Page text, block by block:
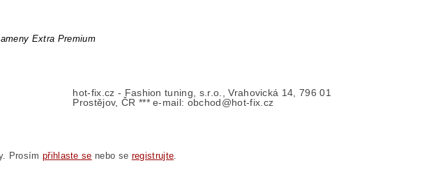
Extra Premium
hot-fix.cz - Fashion tuning, s.r.o., Vrahovická 14, 796 01
Prostějov, ČR *** e-mail: obchod@hot-fix.cz
Prosím přihlaste se nebo se registrujte.